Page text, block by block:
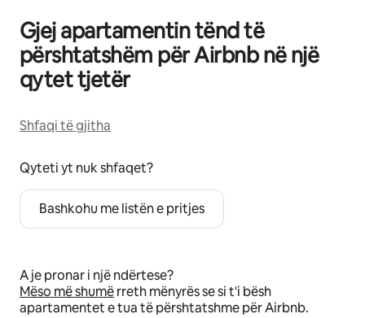
Gjej apartamentin tënd të
përshtatshëm për Airbnb në një
qytet tjetër
Shfaqi të gjitha
Qyteti yt nuk shfaqet?
Bashkohu me listën e pritjes
A je pronar i një ndërtese?
Mëso më shumërreth mënyrës se si t'i bësh
apartamentet e tua të përshtatshme për Airbnb.